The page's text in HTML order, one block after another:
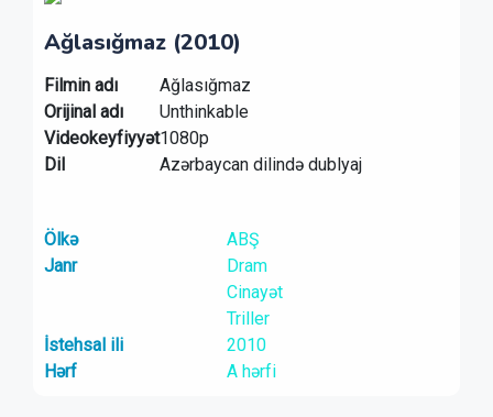
Ağlasığmaz (2010)
Filmin adı
Ağlasığmaz
Orijinal adı
Unthinkable
Videokeyfiyyət1080p
Dil
Azərbaycan dilində dublyaj
Ölkə
ABŞ
Janr
Dram
Cinayət
Triller
İstehsal ili
2010
Hərf
A hərfi